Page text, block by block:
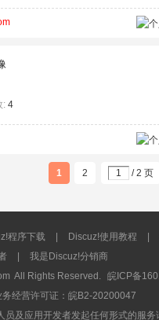
: 4
1 2 / 2 页
程序下载 Discuz!使用教程
我是Discuz!分销商
All Rights Reserved. 皖ICP备
务经营许可证：皖B2-20200047
员及应用开发者发起任何形式的服务